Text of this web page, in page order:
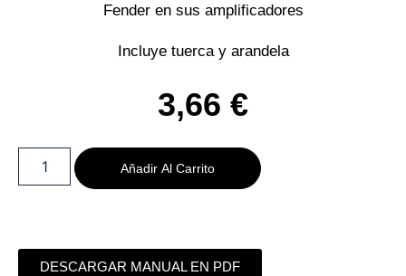
Fender en sus amplificadores
Incluye tuerca y arandela
3,66 €
Añadir Al Carrito
DESCARGAR MANUAL EN PDF